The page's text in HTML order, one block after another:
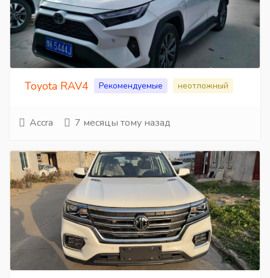
Toyota RAV4 Рекомендуемые неотложный
Accra 7 месяцы тому назад